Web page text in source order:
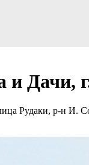
Дачи,
Рудаки, р-н